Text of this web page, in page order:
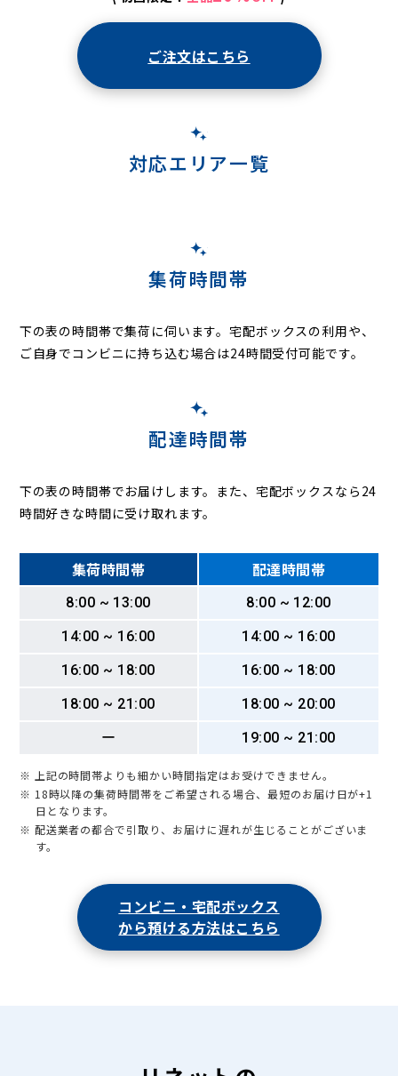
ご注文はこちら
対応エリア一覧
集荷時間帯
下の表の時間帯で集荷に伺います。宅配ボックスの利用や、
ご自身でコンビニに持ち込む場合は24時間受付可能です。
配達時間帯
下の表の時間帯でお届けします。また、宅配ボックスなら24
時間好きな時間に受け取れます。
集荷時間帯 配達時間帯
8:00 ~ 13:00
8:00 ~ 12:00
14:00 ~ 16:00
14:00 ~ 16:00
16:00 ~ 18:00
16:00 ~ 18:00
18:00 ~ 21:00
18:00 ~ 20:00
ー
19:00 ~ 21:00
※ 上記の時間帯よりも細かい時間指定はお受けできません。
※ 18時以降の集荷時間帯をご希望される場合、最短のお届け日が+1
日となります。
※ 配送業者の都合で引取り、お届けに遅れが生じることがございま
す。
コンビニ・宅配ボックス
から預ける方法はこちら